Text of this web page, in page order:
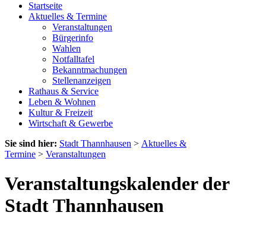
Startseite
Aktuelles & Termine
Veranstaltungen
Bürgerinfo
Wahlen
Notfalltafel
Bekanntmachungen
Stellenanzeigen
Rathaus & Service
Leben & Wohnen
Kultur & Freizeit
Wirtschaft & Gewerbe
Sie sind hier: Stadt Thannhausen > Aktuelles &
Termine > Veranstaltungen
Veranstaltungskalender der
Stadt Thannhausen